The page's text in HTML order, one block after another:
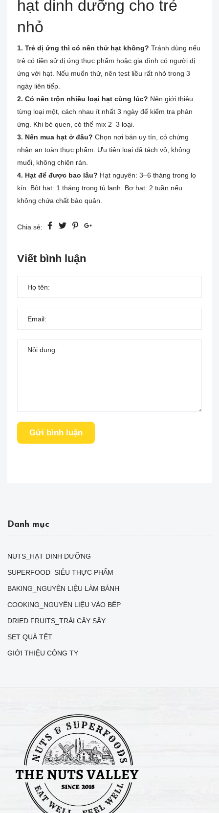
hạt dinh dưỡng cho trẻ
nhỏ
1. Trẻ dị ứng thì có nên thử hạt không? Tránh dùng nếu
trẻ có tiền sử dị ứng thực phẩm hoặc gia đình có người dị
ứng với hạt. Nếu muốn thử, nên test liều rất nhỏ trong 3
ngày liên tiếp.
2. Có nên trộn nhiều loại hạt cùng lúc? Nên giới thiệu
từng loại một, cách nhau ít nhất 3 ngày để kiểm tra phản
ứng. Khi bé quen, có thể mix 2–3 loại.
3. Nên mua hạt ở đâu? Chọn nơi bán uy tín, có chứng
nhận an toàn thực phẩm. Ưu tiên loại đã tách vỏ, không
muối, không chiên rán.
4. Hạt để được bao lâu? Hạt nguyên: 3–6 tháng trong lọ
kín. Bột hạt: 1 tháng trong tủ lạnh. Bơ hạt: 2 tuần nếu
không chứa chất bảo quản.
Chia sẻ:
Viết bình luận
Gửi bình luận
Danh mục
NUTS_HẠT DINH DƯỠNG
SUPERFOOD_SIÊU THỰC PHẨM
BAKING_NGUYÊN LIỆU LÀM BÁNH
COOKING_NGUYÊN LIỆU VÀO BẾP
DRIED FRUITS_TRÁI CÂY SẤY
SET QUÀ TẾT
GIỚI THIỆU CÔNG TY